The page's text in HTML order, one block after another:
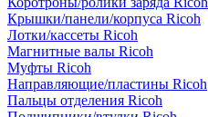
Крышки/панели/корпуса Ricoh
Лотки/кассеты Ricoh
Магнитные валы Ricoh
Муфты Ricoh
Направляющие/пластины Ricoh
Пальцы отделения Ricoh